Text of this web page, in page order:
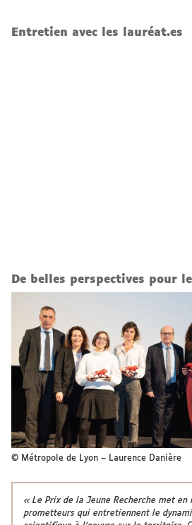
Entretien avec les lauréat.es
De belles perspectives pour
© Métropole de Lyon – Laurence Danière
« Le Prix de la Jeune Recherche met
prometteurs qui entretiennent le